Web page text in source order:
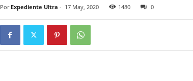
Por Expediente Ultra - 17 May, 2020 1480 0